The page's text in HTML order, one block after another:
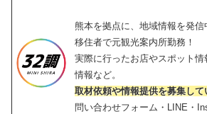
熊本を拠点に、地域情報を発信
移住者で元観光案内所勤務！
実際に行ったお店やスポット情
情報など。
取材依頼や情報提供を募集して
問い合わせフォーム・LINE・